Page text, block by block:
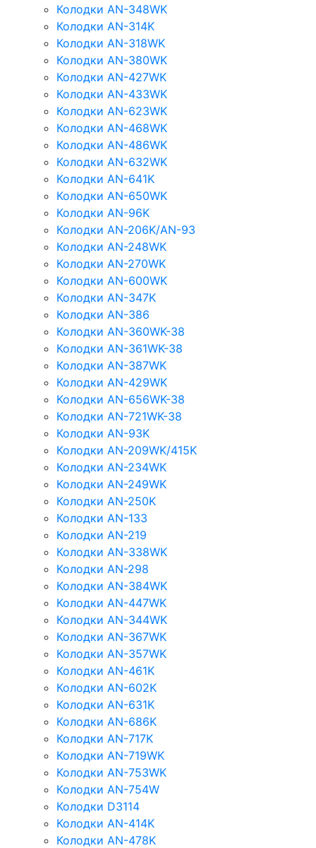
Колодки AN-348WK
Колодки AN-314K
Колодки AN-318WK
Колодки AN-380WK
Колодки AN-427WK
Колодки AN-433WK
Колодки AN-623WK
Колодки AN-468WK
Колодки AN-486WK
Колодки AN-632WK
Колодки AN-641K
Колодки AN-650WK
Колодки AN-96K
Колодки AN-206K/AN-93
Колодки AN-248WK
Колодки AN-270WK
Колодки AN-600WK
Колодки AN-347K
Колодки AN-386
Колодки AN-360WK-38
Колодки AN-361WK-38
Колодки AN-387WK
Колодки AN-429WK
Колодки AN-656WK-38
Колодки AN-721WK-38
Колодки AN-93K
Колодки AN-209WK/415K
Колодки AN-234WK
Колодки AN-249WK
Колодки AN-250K
Колодки AN-133
Колодки AN-219
Колодки AN-338WK
Колодки AN-298
Колодки AN-384WK
Колодки AN-447WK
Колодки AN-344WK
Колодки AN-367WK
Колодки AN-357WK
Колодки AN-461K
Колодки AN-602K
Колодки AN-631K
Колодки AN-686K
Колодки AN-717K
Колодки AN-719WK
Колодки AN-753WK
Колодки AN-754W
Колодки D3114
Колодки AN-414K
Колодки AN-478K